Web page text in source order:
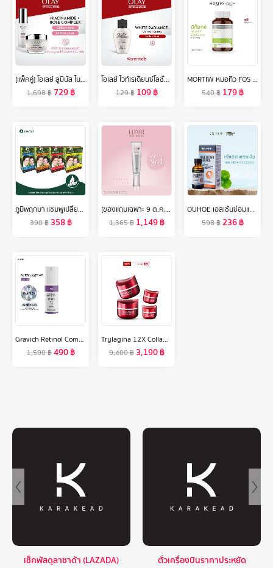
[แพ็คคู่] โอเลย์ ลูมินัส ไนอะซินาไมด์ โรส คอมเพล็กซ์ ครีม 50 กรัม. + เซรั่ม 30 มล. กระจ่างใส สกินแคร์ Olay Luminous Niacinamide Rose Complex Cream 50G + Serum 30ML
1,698฿ 729฿
โอเลย์ ไวท์เรเดียนซ์โลชั่น SPF19 UVA/UVB ครีม 30 มล. ไนอะซินาไมด์ กระจ่างใส สกินแคร์ Olay White Radiance Lotion SPF19 UVA/UVB 30ML
129฿ 109฿
MORTIW หมอทิว FOS PLUS ดีท็อก ขับถ่าย ท้องผูก ปรับสมดุลการขับถ่าย detox ขับของเสียออกจากร่างกาย เอฟโอเอส พลัส 30 แคปซูล 500 mg.
540฿ 179฿
ภูมิพฤกษา แชมพูเปลี่ยนสีผมสมุนไพร (รุ่นแฟนฉัน) มี 4 สี 6ชิ้น/กล่อง
390฿ 358฿
[ของแถมเฉพาะ 9 ต.ค. 2ทุ่ม - 12 ต.ค. 67] อิลิคเซอร์ เดลี ไบรท์เทนนิ่ง ยูวี โพรเทคเตอร์ เอสพีเอฟ 50+ พีเอ++++ 35มล. (กันแดดเนื้อน้ำนม สำหรับผิวกระจ่างใส)
1,365฿ 1,149฿
OUHOE เอสเซ้นซ่อมแซมเล็บ Nail Repair Essence เล็บเท้าคุด เอสเซนส์ซ่อมแซมเชื้อราที่เล็บ ทำให้เล็บนุ่ม เล็บหนาขึ้น เล็บเรียบเนียน (30ml)
598฿236฿
Gravich Retinol Complex Concentrate Serum 30 ml
1,590฿490฿
Trylagina 12X Collagen ไตรลาจิน่า คอลลาเจน 12X เซรั่มคืนความอ่อนเยาว์ครบ 5 มิติ 2 กระปุก ฟรี ขนาดพกพา 2 กระปุก
9,400฿ 3,190฿
เช็คพัสดุลาซาด้า (LAZADA) ตั๋วเครื่องบินราคาประหยัด